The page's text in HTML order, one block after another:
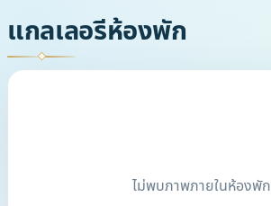
แกลเลอรีห้องพัก
ไม่พบภาพภายในห้องพัก